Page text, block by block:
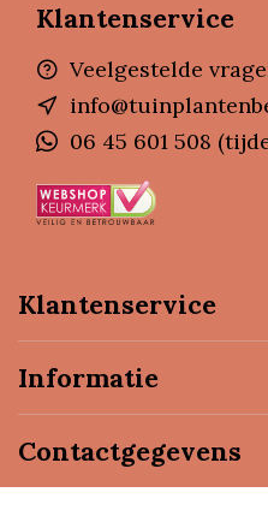
Klantenservice
Veelgestelde
06 45 601 508
Klantenservice
Informatie
Contactgegevens